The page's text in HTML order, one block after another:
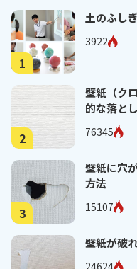
1
土のふし
3922
2
壁紙（ク
的な落と
76345
3
壁紙に穴
方法
15107
壁紙が破
24624